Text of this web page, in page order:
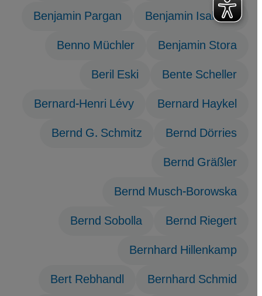
Benjamin Isakhan
Benjamin Pargan
Benjamin Stora
Benno Müchler
Bente Scheller
Beril Eski
Bernard Haykel
Bernard-Henri Lévy
Bernd Dörries
Bernd G. Schmitz
Bernd Gräßler
Bernd Musch-Borowska
Bernd Riegert
Bernd Sobolla
Bernhard Hillenkamp
Bernhard Schmid
Bert Rebhandl